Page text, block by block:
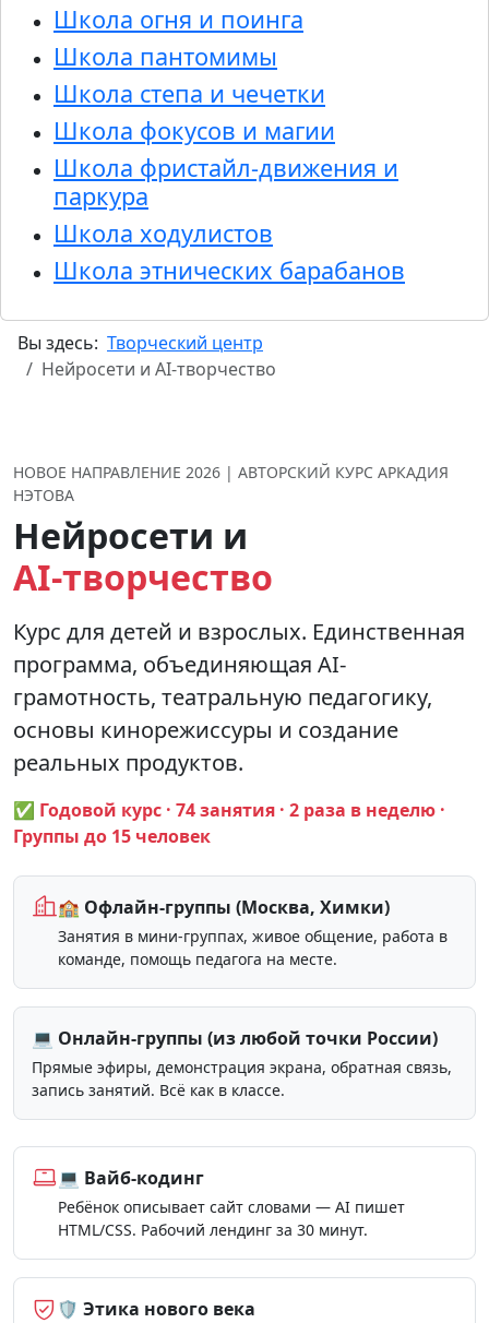
Школа огня и поинга
Школа пантомимы
Школа степа и чечетки
Школа фокусов и магии
Школа фристайл-движения и
паркура
Школа ходулистов
Школа этнических барабанов
Вы здесь: Творческий центр
Нейросети и AI-творчество
НОВОЕ НАПРАВЛЕНИЕ 2026 | АВТОРСКИЙ КУРС АРКАДИЯ
НЭТОВА
Нейросети и
AI‑творчество
Курс для детей и взрослых. Единственная
программа, объединяющая AI-
грамотность, театральную педагогику,
основы кинорежиссуры и создание
реальных продуктов.
✅ Годовой курс · 74 занятия · 2 раза в неделю ·
Группы до 15 человек
🏫 Офлайн-группы (Москва, Химки)
Занятия в мини-группах, живое общение, работа в
команде, помощь педагога на месте.
💻 Онлайн-группы (из любой точки России)
Прямые эфиры, демонстрация экрана, обратная связь,
запись занятий. Всё как в классе.
💻 Вайб-кодинг
Ребёнок описывает сайт словами — AI пишет
HTML/CSS. Рабочий лендинг за 30 минут.
🛡️ Этика нового века